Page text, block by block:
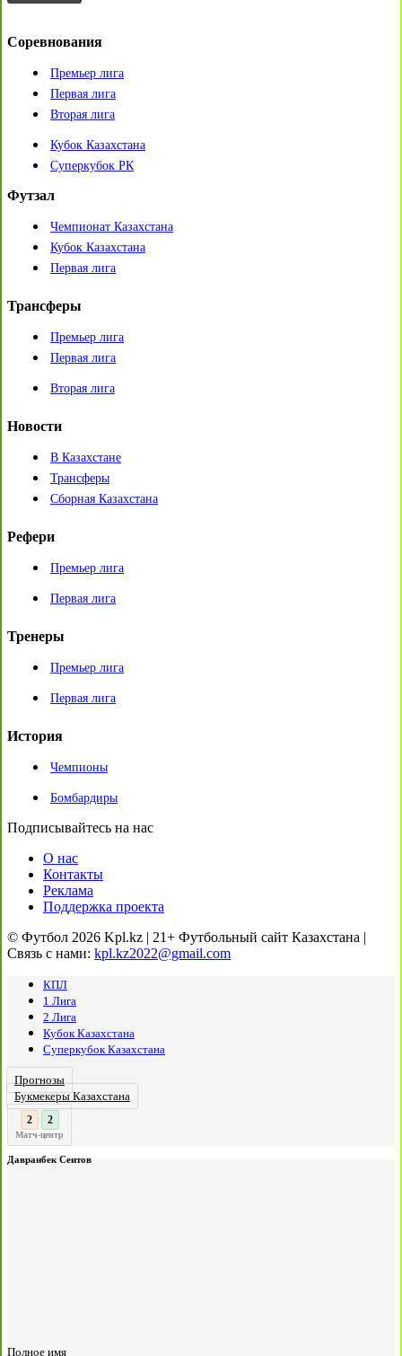
Соревнования
Премьер лига
Первая лига
Вторая лига
Кубок Казахстана
Суперкубок РК
Футзал
Чемпионат Казахстана
Кубок Казахстана
Первая лига
Трансферы
Премьер лига
Первая лига
Вторая лига
Новости
В Казахстане
Трансферы
Сборная Казахстана
Рефери
Премьер лига
Первая лига
Тренеры
Премьер лига
Первая лига
История
Чемпионы
Бомбардиры
Подписывайтесь на нас
О нас
Контакты
Реклама
Поддержка проекта
© Футбол 2026 Kpl.kz | 21+ Футбольный сайт Казахстана |
Связь с нами: kpl.kz2022@gmail.com
КПЛ
1 Лига
2 Лига
Кубок Казахстана
Суперкубок Казахстана
Прогнозы
Букмекеры Казахстана
3 : 2
Матч-центр
Давранбек Сеитов
Полное имя